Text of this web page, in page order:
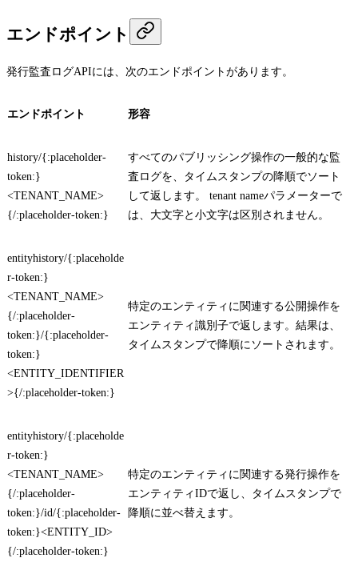
エンドポイント
発行監査ログAPIには、次のエンドポイントがあります。
エンドポイント 形容
history/{:placeholder-
token:}
<TENANT_NAME>
{/:placeholder-token:}
すべてのパブリッシング操作の一般的な監
査ログを、タイムスタンプの降順でソート
して返します。 tenant nameパラメーターで
は、大文字と小文字は区別されません。
entityhistory/{:placeholde
r-token:}
<TENANT_NAME>
{/:placeholder-
token:}/{:placeholder-
token:}
<ENTITY_IDENTIFIER
>{/:placeholder-token:}
特定のエンティティに関連する公開操作を
エンティティ識別子で返します。結果は、
タイムスタンプで降順にソートされます。
entityhistory/{:placeholde
r-token:}
<TENANT_NAME>
{/:placeholder-
token:}/id/{:placeholder-
token:}<ENTITY_ID>
{/:placeholder-token:}
特定のエンティティに関連する発行操作を
エンティティIDで返し、タイムスタンプで
降順に並べ替えます。